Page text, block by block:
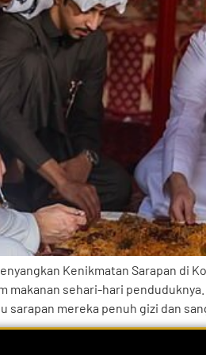
Kenikmatan Sarapan di
makanan sehari-hari
sarapan mereka penuh gizi dan